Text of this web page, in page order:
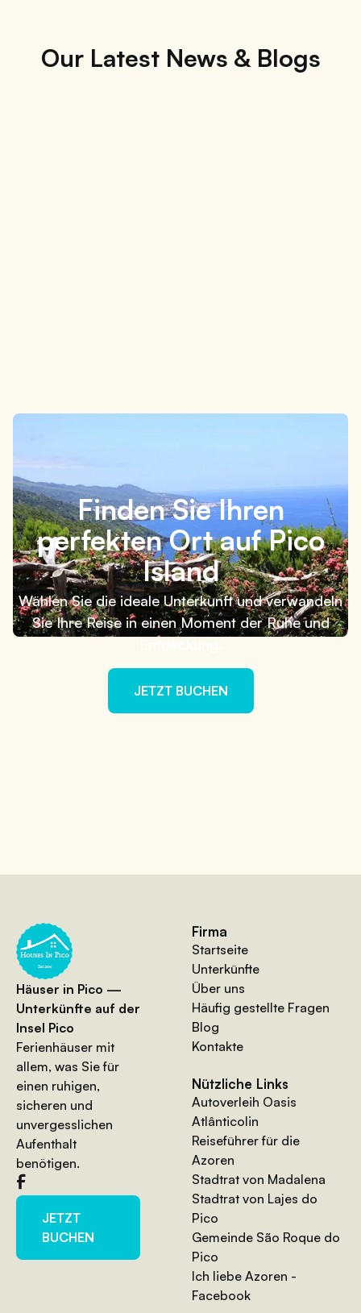
Our Latest News & Blogs
Finden Sie Ihren
perfekten Ort auf Pico
Island
Wählen Sie die ideale Unterkunft und verwandeln
Sie Ihre Reise in einen Moment der Ruhe und
JETZT BUCHEN
Häuser in Pico —
Unterkünfte auf der
Insel Pico
Ferienhäuser mit
allem, was Sie für
einen ruhigen,
sicheren und
unvergesslichen
Aufenthalt
benötigen.
JETZT
BUCHEN
Firma
Startseite
Unterkünfte
Über uns
Häufig gestellte Fragen
Blog
Kontakte
Nützliche Links
Autoverleih Oasis
Atlânticolin
Reiseführer für die
Azoren
Stadtrat von Madalena
Stadtrat von Lajes do
Pico
Gemeinde São Roque do
Pico
Ich liebe Azoren -
Facebook